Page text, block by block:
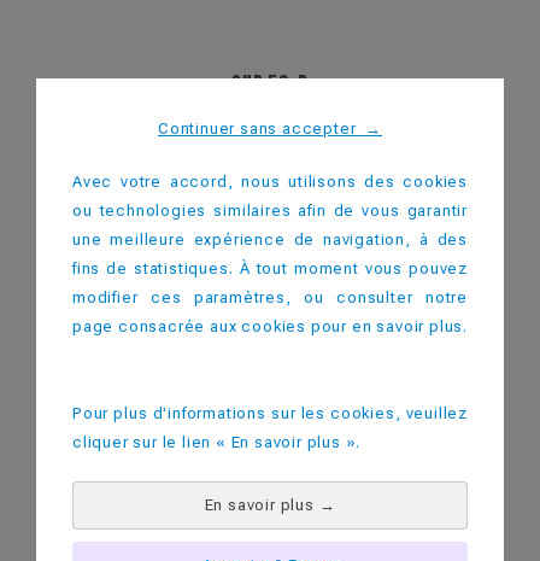
CUP 50-R
Continuer sans accepter →
Avec votre accord, nous utilisons des cookies
ou technologies similaires afin de vous garantir
une meilleure expérience de navigation, à des
fins de statistiques. À tout moment vous pouvez
modifier ces paramètres, ou consulter notre
page consacrée aux cookies pour en savoir plus.
Pour plus d'informations sur les cookies, veuillez
cliquer sur le lien « En savoir plus ».
En savoir plus →